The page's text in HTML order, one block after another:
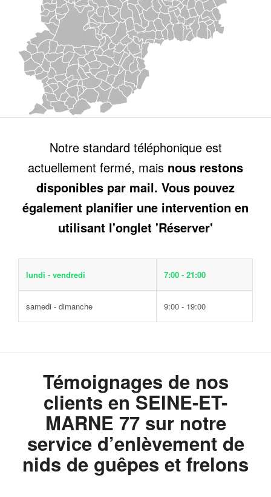
Notre standard téléphonique est
actuellement fermé, mais nous restons
disponibles par mail. Vous pouvez
également planifier une intervention en
utilisant l'onglet 'Réserver'
lundi - vendredi 7:00 - 21:00
samedi - dimanche 9:00 - 19:00
Témoignages de nos
clients en SEINE-ET-
MARNE 77 sur notre
service d’enlèvement de
nids de guêpes et frelons